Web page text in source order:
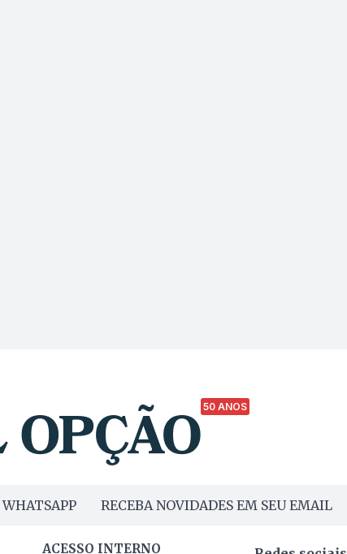
50 ANOS
RECEBA NOVIDADES EM SEU EMAIL
ACESSO INTERNO